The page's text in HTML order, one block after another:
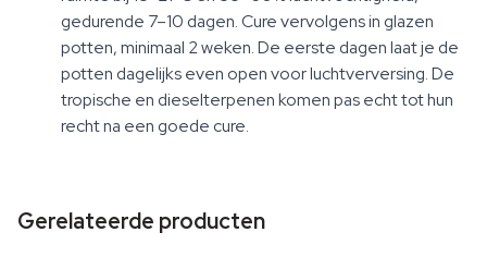
gedurende 7–10 dagen. Cure vervolgens in glazen
potten, minimaal 2 weken. De eerste dagen laat je de
potten dagelijks even open voor luchtverversing. De
tropische en dieselterpenen komen pas echt tot hun
recht na een goede cure.
Gerelateerde producten